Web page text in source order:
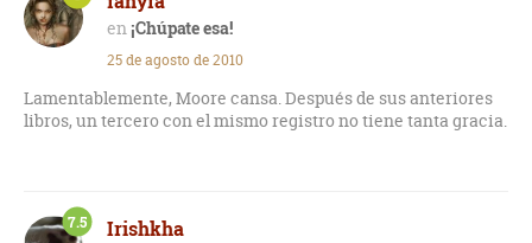
anterior del mismo autor, por lo que hay cosas que se
explican de pasada e incrementan la sensación de locura, si
no se ha leído antes dicha novela). Resulta ideal para echarse
unas risas con sus situaciones absurdas, sus carismáticos
personajes y su delirante trama, a lo cual se le añaden ciertos
capítulos protagonizados por uno de los personajes
Un antídoto bastante eficaz contra la moda crepusculiana.
¡Chúpate esa!
25 de agosto de 2010
Lamentablemente, Moore cansa. Después de sus anteriores
libros, un tercero con el mismo registro no tiene tanta gracia.
Irishkha
7.5